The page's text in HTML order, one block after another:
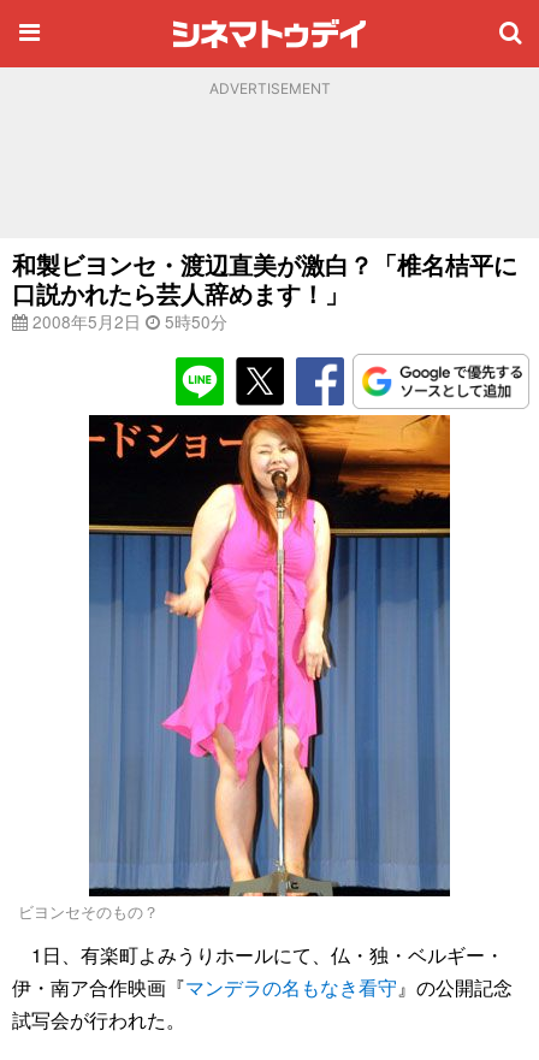
ADVERTISEMENT
和製ビヨンセ・渡辺直美が激白？「椎名桔平に
口説かれたら芸人辞めます！」
2008年5月2日 5時50分
ビヨンセそのもの？
1日、有楽町よみうりホールにて、仏・独・ベルギー・
伊・南ア合作映画『マンデラの名もなき看守』の公開記念
試写会が行われた。